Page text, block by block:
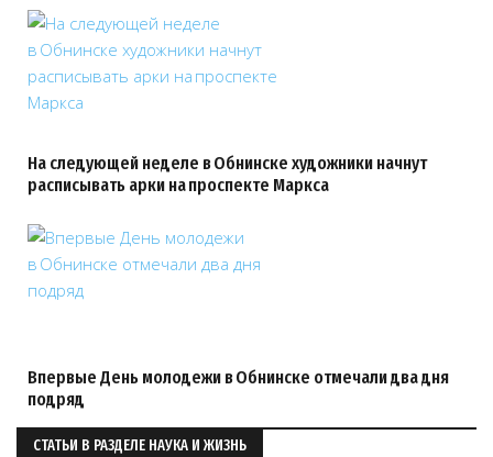
На следующей неделе в Обнинске художники начнут
расписывать арки на проспекте Маркса
Впервые День молодежи в Обнинске отмечали два дня
подряд
СТАТЬИ В РАЗДЕЛЕ НАУКА И ЖИЗНЬ